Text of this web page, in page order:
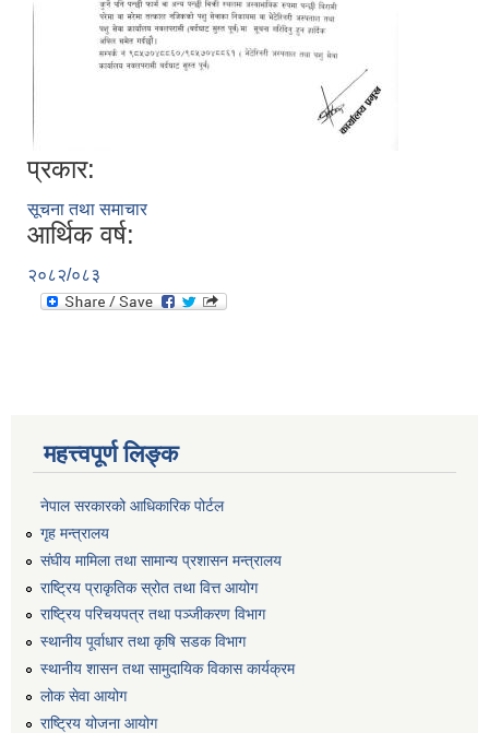
प्रकार:
सूचना तथा समाचार
आर्थिक वर्ष:
२०८२/०८३
महत्त्वपूर्ण लिङ्क
नेपाल सरकारको आधिकारिक पोर्टल
गृह मन्त्रालय
संघीय मामिला तथा सामान्य प्रशासन मन्त्रालय
राष्ट्रिय प्राकृतिक स्रोत तथा वित्त आयोग
राष्ट्रिय परिचयपत्र तथा पञ्जीकरण विभाग
स्थानीय पूर्वाधार तथा कृषि सडक विभाग
स्थानीय शासन तथा सामुदायिक विकास कार्यक्रम
लोक सेवा आयोग
राष्ट्रिय योजना आयोग